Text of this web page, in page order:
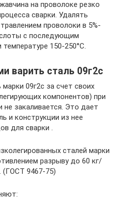
на проволоке резко
сварки. Удалять
проволоки в 5%-
с последующим
150-250°С.
варить сталь 09г2с
09г2с за счет своих
компонентов) при
не закаливается. Это дает
и конструкции из нее
для сварки .
сталей марки
разрыву до 60 кг/
(ГОСТ 9467-75)